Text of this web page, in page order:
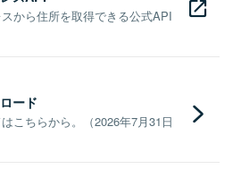
から住所を取得できる公式API
ード
こちらから。（2026年7月31日